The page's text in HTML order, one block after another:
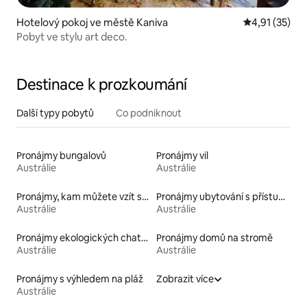
Hotelový pokoj ve městě Kaniva Průměrné
4,91 (35)
Pobyt ve stylu art deco.
Destinace k prozkoumání
Další typy pobytů Co podniknout
Pronájmy bungalovů
Austrálie
Pronájmy vil
Austrálie
Pronájmy, kam můžete vzít své domácí mazlíčky
Austrálie
Pronájmy ubytování s přístupem k jezeru
Austrálie
Pronájmy ekologických chatek
Austrálie
Pronájmy domů na stromě
Austrálie
Pronájmy s výhledem na pláž
Austrálie
Zobrazit více